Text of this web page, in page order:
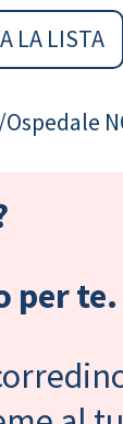
LA LISTA
Ospedale
per te.